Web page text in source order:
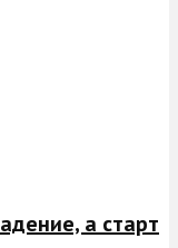
а старт